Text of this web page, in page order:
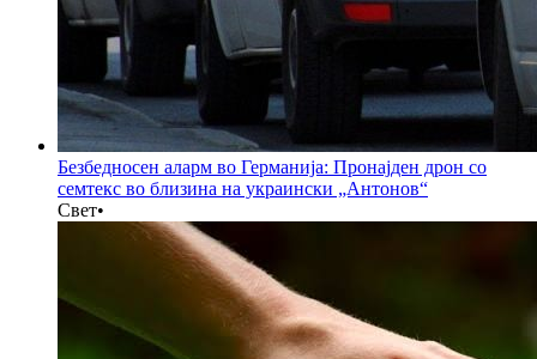
Безбедносен аларм во Германија: Пронајден дрон со
семтекс во близина на украински „Антонов“
Свет•